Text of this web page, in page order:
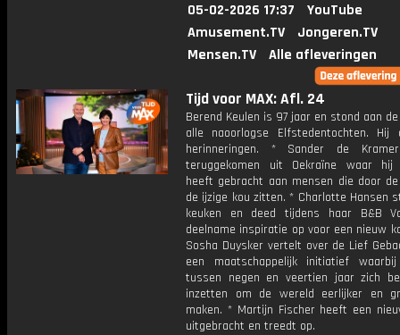
05-02-2026 17:37
YouTube
Amusement.TV
Jongeren.TV
Mensen.TV
Alle afleveringen
Tijd voor MAX: Afl. 24
Berend Keulen is 97 jaar en stond aan
alle naoorlogse Elfstedentochten. Hij
herinneringen. * Sander de
teruggekomen uit Oekraïne waar hij
heeft gebracht aan mensen die door
de ijzige kou zitten. * Charlotte Hansen
keuken en deed tijdens haar B&B
deelname inspiratie op voor een nieuw
Sosha Duysker vertelt over de Lief
een maatschappelijk initiatief waarbij
tussen negen en veertien jaar zich
inzetten om de wereld eerlijker en
maken. * Martijn Fischer heeft een
uitgebracht en treedt op.